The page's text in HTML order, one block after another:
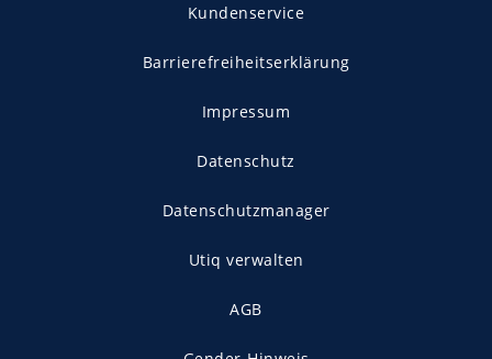
Kundenservice
Barrierefreiheitserklärung
Impressum
Datenschutz
Datenschutzmanager
Utiq verwalten
AGB